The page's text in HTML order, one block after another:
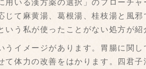
いる漢方薬の選択」のフローチ
じて麻黄湯、葛根湯、桂枝湯と風
う私が使ったことがない処方が紹
イメージがあります。胃腸に関
て体力の改善をはかります。四君